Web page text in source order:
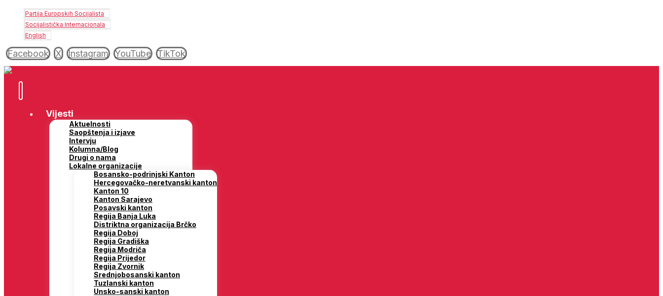
Partija Europskih Socijalista
Socijalistička Internacionala
English
Facebook X Instagram YouTube TikTok
Vijesti
Aktuelnosti
Saopštenja i izjave
Intervju
Kolumna/Blog
Drugi o nama
Lokalne organizacije
Bosansko-podrinjski Kanton
Hercegovačko-neretvanski kanton
Kanton 10
Kanton Sarajevo
Posavski kanton
Regija Banja Luka
Distriktna organizacija Brčko
Regija Doboj
Regija Gradiška
Regija Modriča
Regija Prijedor
Regija Zvornik
Srednjobosanski kanton
Tuzlanski kanton
Unsko-sanski kanton